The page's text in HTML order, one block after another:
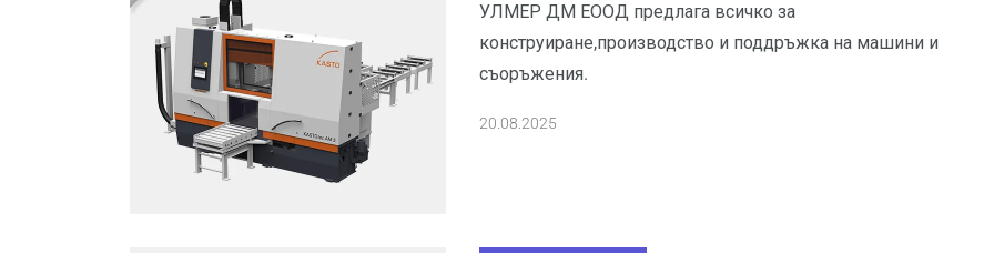
УЛМЕР ДМ ЕООД предлага всичко за
конструиране,производство и поддръжка на машини и
съоръжения.
20.08.2025